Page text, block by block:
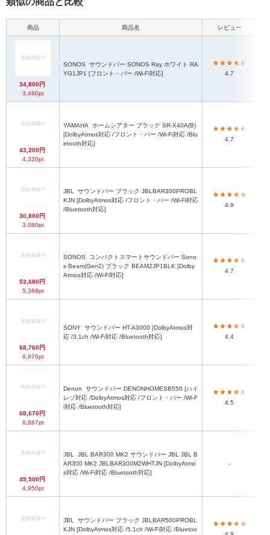
商品 商品名 レビュー
34,800円
3,480pt
SONOS
YG1JP1 [フロント・バー /Wi-Fi対応]
4.7
43,200円
4,320pt
YAMAHA
[DolbyAtmos対応 /フロント・バー /Wi-Fi対応 /Blu
etooth対応]
4.7
30,800円
3,080pt
JBL
KJN [DolbyAtmos対応 /フロント・バー /Wi-Fi対応
/Bluetooth対応]
4.9
53,680円
5,368pt
SONOS
s Beam(Gen2) ブラック BEAM2JP1BLK [Dolby
Atmos対応 /Wi-Fi対応]
4.7
68,760円
6,876pt
SONY
応 /3.1ch /Wi-Fi対応 /Bluetooth対応]
4.4
68,670円
6,867pt
Denon
レゾ対応 /DolbyAtmos対応 /フロント・バー /Wi-F
i対応 /Bluetooth対応]
4.5
49,500円
4,950pt
JBL
AR300 MK2 JBLBAR300M2WHTJN [DolbyAtmo
s対応 /Wi-Fi対応 /Bluetooth対応]
-
JBL
KJN [DolbyAtmos対応 /5.1ch /Wi-Fi対応 /Bluetoo